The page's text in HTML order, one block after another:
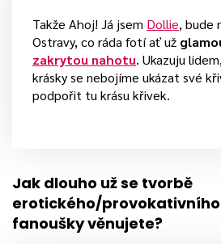
Takže Ahoj! Já jsem Dollie, bude
Ostravy, co ráda fotí ať už
zakrytou nahotu. Ukazuju
krásky se nebojíme ukázat své
podpořit tu krásu křivek.
Jak dlouho už se tvorbě
erotického/
fanoušky věnujete?